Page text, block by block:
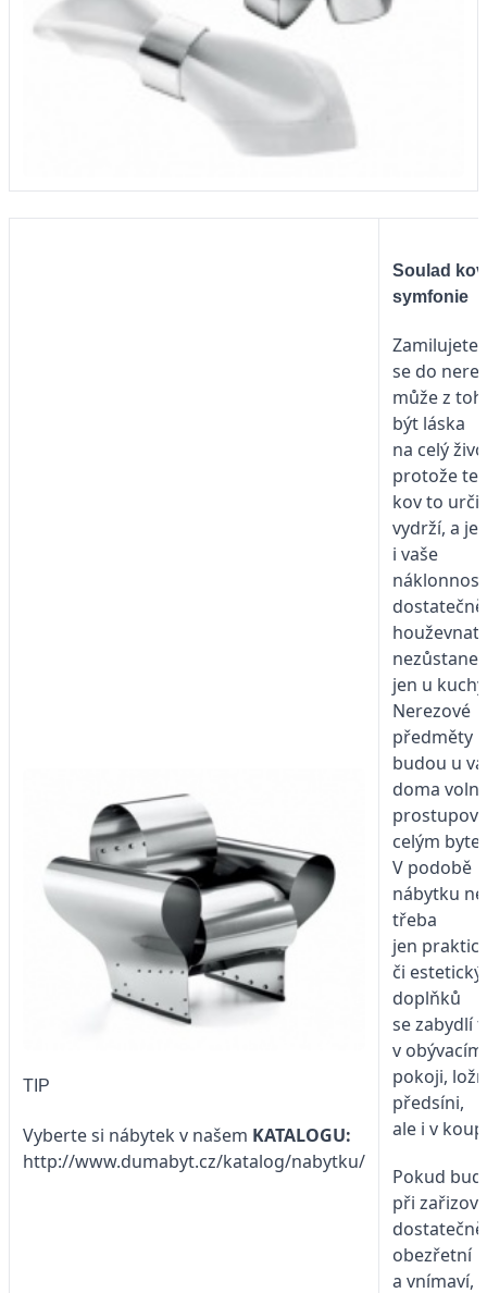
TIP
Vyberte si nábytek v našem KATALOGU:
http://www.dumabyt.cz/katalog/nabytku/
Soulad
symfonie
se do
může z
být láska
na celý
protože
kov to
vydrží, a
i vaše
náklonnost
dostatečně
nezůstane
jen u
Nerezové
předměty
budou u
doma
celým
V podobě
nábytku
třeba
jen
či
doplňků
se zabydlí
v obývacím
pokoji,
předsíni,
ale i v
Pokud
při
dostatečně
obezřetní
a vnímaví,